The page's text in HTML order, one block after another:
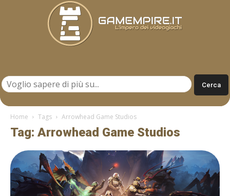
Home Tags Arrowhead Game Studios
Tag: Arrowhead Game Studios